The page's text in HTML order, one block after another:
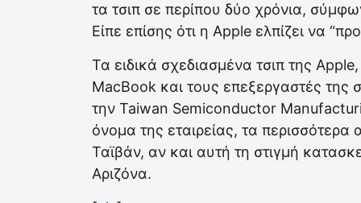
τα τσιπ σε περίπου δύο χρόνια,
Είπε επίσης ότι η Apple ελπίζει να
Τα ειδικά σχεδιασμένα τσιπ της
MacBook και τους επεξεργαστές της
την Taiwan Semiconductor
όνομα της εταιρείας, τα περισσότερα
Ταϊβάν, αν και αυτή τη στιγμή
Αριζόνα.